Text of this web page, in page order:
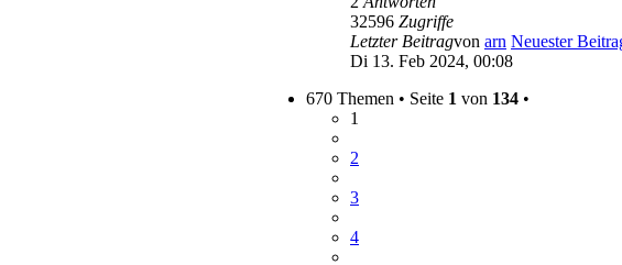
32596 Zugriffe
Letzter Beitragvon arn Neuester
Di 13. Feb 2024, 00:08
670 Themen • Seite 1 von 134 •
1
2
3
4